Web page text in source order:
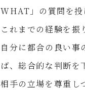
WHAT」の質問を投
これまでの経験を振
自分に都合の良い
ば、総合的な判断を
相手の立場を尊重し